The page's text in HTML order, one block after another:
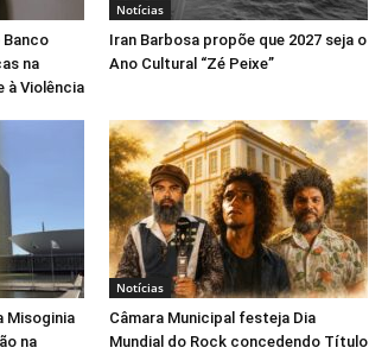
Banco
na
à Violência
Notícias
Iran Barbosa propõe que 2027 seja o
Ano Cultural “Zé Peixe”
Misoginia
na
Notícias
Câmara Municipal festeja Dia
Mundial do Rock concedendo Título